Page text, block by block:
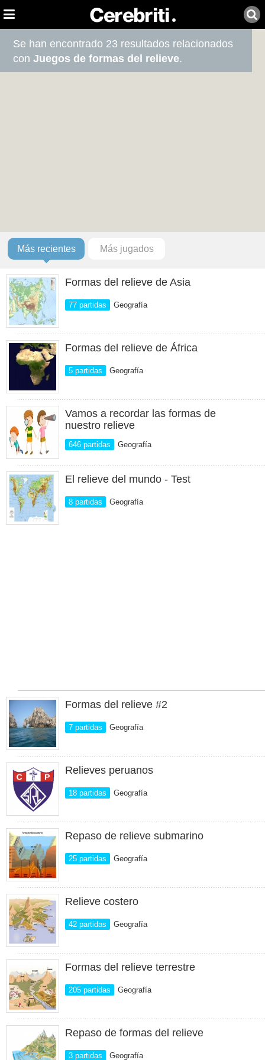
Se han encontrado 23 resultados relacionados
conJuegos de formas del relieve.
Más recientes Más jugados
Formas del relieve de Asia
77 partidas Geografía
Formas del relieve de África
5 partidas Geografía
Vamos a recordar las formas de
nuestro relieve
646 partidas Geografía
El relieve del mundo - Test
8 partidas Geografía
Formas del relieve #2
7 partidas Geografía
Relieves peruanos
18 partidas Geografía
Repaso de relieve submarino
25 partidas Geografía
Relieve costero
42 partidas Geografía
Formas del relieve terrestre
205 partidas Geografía
Repaso de formas del relieve
3 partidas Geografía